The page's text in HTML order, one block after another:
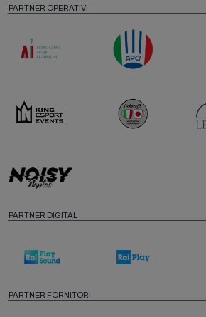
PARTNER OPERATIVI
PARTNER DIGITAL
PARTNER FORNITORI